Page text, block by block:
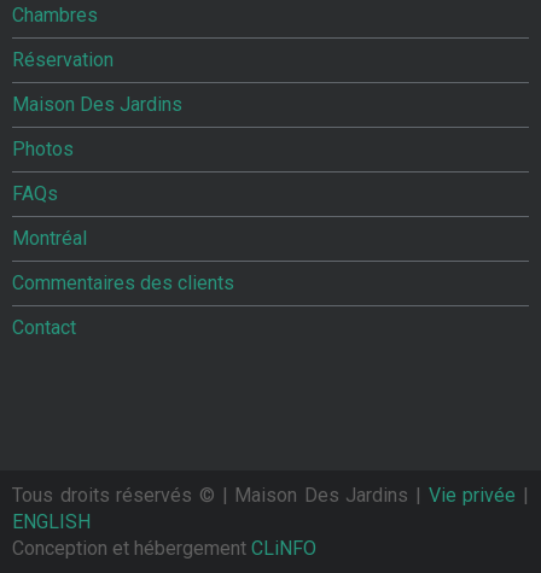
Chambres
Réservation
Maison Des Jardins
Photos
FAQs
Montréal
Commentaires des clients
Contact
Tous droits réservés © | Maison Des Jardins | Vie privée
ENGLISH
Conception et hébergement CLiNFO